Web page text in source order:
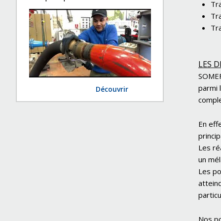
Découvrir
LES
parmi
En
Les
un
Les
Nos